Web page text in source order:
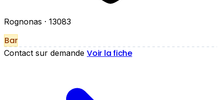
Rognonas · 13083
Bar
Contact sur demande Voir la fiche